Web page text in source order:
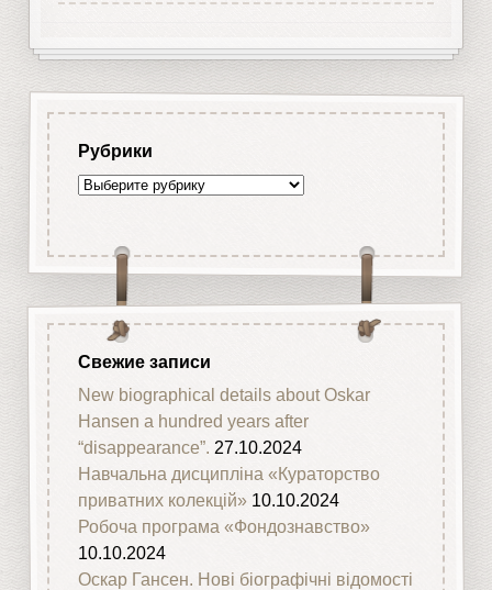
Рубрики
Рубрики
Свежие записи
New biographical details about Oskar
Hansen a hundred years after
“disappearance”. 27.10.2024
Навчальна дисципліна «Кураторство
приватних колекцій» 10.10.2024
Робоча програма «Фондознавство»
10.10.2024
Оскар Гансен. Нові біографічні відомості